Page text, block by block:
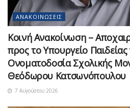
ΑΝΑΚΟΙΝΏΣΕΙΣ
Κοινή Ανακοίνωση –
προς το Υπουργείο Παιδείας
Ονοματοδοσία Σχολικής
Θεόδωρου Κατσωνόπουλου
7 Αυγούστου 2026